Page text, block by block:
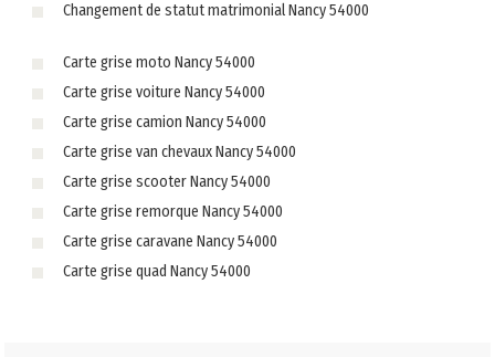
Changement de statut matrimonial Nancy 54000
Carte grise moto Nancy 54000
Carte grise voiture Nancy 54000
Carte grise camion Nancy 54000
Carte grise van chevaux Nancy 54000
Carte grise scooter Nancy 54000
Carte grise remorque Nancy 54000
Carte grise caravane Nancy 54000
Carte grise quad Nancy 54000